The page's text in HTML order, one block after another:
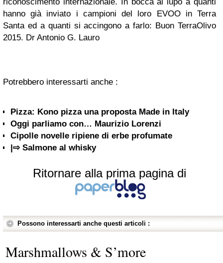
hanno già inviato i campioni del loro EVOO in Terra
Santa ed a quanti si accingono a farlo: Buon TerraOlivo
2015. Dr Antonio G. Lauro
Potrebbero interessarti anche :
Pizza: Kono pizza una proposta Made in Italy
Oggi parliamo con… Maurizio Lorenzi
Cipolle novelle ripiene di erbe profumate
|⇨ Salmone al whisky
Ritornare alla prima pagina di
Possono interessarti anche questi articoli :
Marshmallows & S’more